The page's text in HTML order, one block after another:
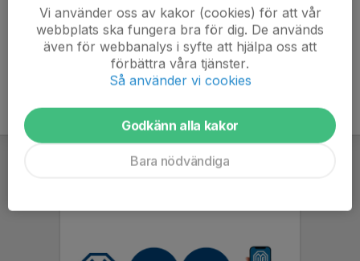
Kommentarer
Vi använder oss av kakor (cookies) för att vår
webbplats ska fungera bra för dig. De används
även för webbanalys i syfte att hjälpa oss att
förbättra våra tjänster.
Så använder vi cookies
Godkänn alla kakor
Bara nödvändiga